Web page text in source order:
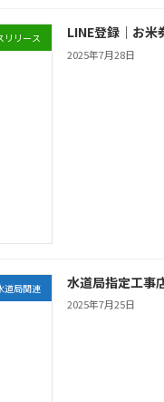
リリース LINE登録｜お米
2025年7月28日
道局関連 水道局指定工事
2025年7月25日